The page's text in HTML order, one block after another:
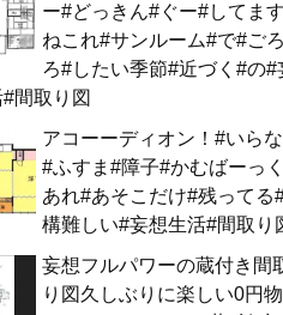
ー#どっきん#ぐー#してま
ねこれ#サンルーム#で#ご
ろ#したい季節#近づく#の#
間取り図
アコーーディオン！#いら
#ふすま#障子#かむばーっ
あれ#あそこだけ#残ってる
構難しい#妄想生活#間取り
妄想フルパワーの蔵付き間
り図久しぶりに楽しい0円